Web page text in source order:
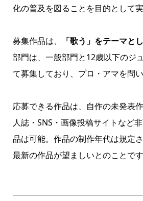
化の普及を図ることを目的として実
募集作品は、 「歌う」をテーマと
部門は、一般部門と12歳以下のジ
て募集しており、プロ・アマを問い
応募できる作品は、自作の未発表
人誌・SNS・画像投稿サイトなど
品は可能。作品の制作年代は規定
最新の作品が望ましいとのことです